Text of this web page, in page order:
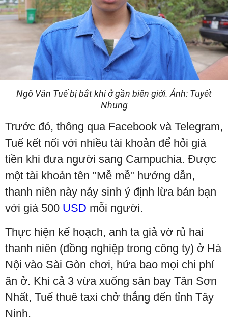
Ngô Văn Tuế bị bắt khi ở gần biên giới. Ảnh: Tuyết
Nhung
Trước đó, thông qua Facebook và Telegram,
Tuế kết nối với nhiều tài khoản để hỏi giá
tiền khi đưa người sang Campuchia. Được
một tài khoản tên "Mễ mễ" hướng dẫn,
thanh niên này nảy sinh ý định lừa bán bạn
với giá 500 USD mỗi người.
Thực hiện kế hoạch, anh ta giả vờ rủ hai
thanh niên (đồng nghiệp trong công ty) ở Hà
Nội vào Sài Gòn chơi, hứa bao mọi chi phí
ăn ở. Khi cả 3 vừa xuống sân bay Tân Sơn
Nhất, Tuế thuê taxi chở thẳng đến tỉnh Tây
Ninh.